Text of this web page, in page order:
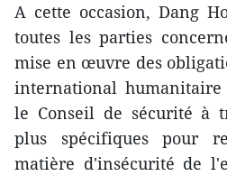
A cette occasion, Dang
toutes les parties
mise en œuvre des
international humanitaire
le Conseil de sécurité à
plus spécifiques pour
matière d'insécurité de